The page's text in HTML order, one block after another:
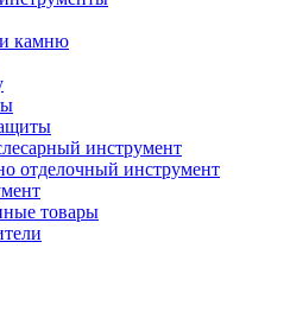
камню
инструмент
отделочный инструмент
товары